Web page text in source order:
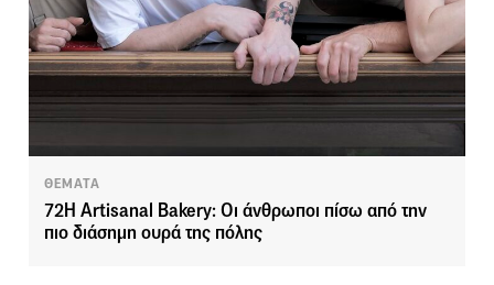
ΘΕΜΑΤΑ
72H Artisanal Bakery: Οι άνθρωποι πίσω από την
πιο διάσημη ουρά της πόλης